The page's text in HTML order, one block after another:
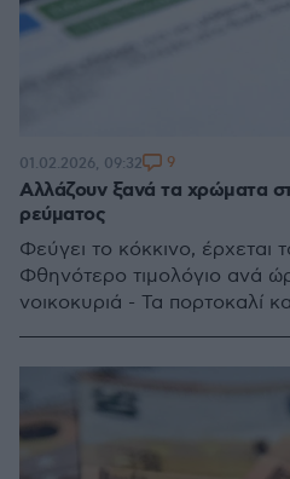
Αλλάζουν ξανά τα χρώματα
ρεύματος
Φεύγει το κόκκινο, έρχεται
Φθηνότερο τιμολόγιο ανά
νοικοκυριά - Τα πορτοκαλί
01.02.2026, 09:32 9